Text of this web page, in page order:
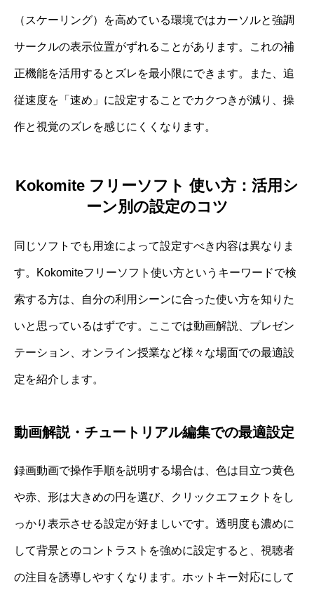
（スケーリング）を高めている環境ではカーソルと強調
サークルの表示位置がずれることがあります。これの補
正機能を活用するとズレを最小限にできます。また、追
従速度を「速め」に設定することでカクつきが減り、操
作と視覚のズレを感じにくくなります。
Kokomite フリーソフト 使い方：活用シ
ーン別の設定のコツ
同じソフトでも用途によって設定すべき内容は異なりま
す。Kokomiteフリーソフト使い方というキーワードで検
索する方は、自分の利用シーンに合った使い方を知りた
いと思っているはずです。ここでは動画解説、プレゼン
テーション、オンライン授業など様々な場面での最適設
定を紹介します。
動画解説・チュートリアル編集での最適設定
録画動画で操作手順を説明する場合は、色は目立つ黄色
や赤、形は大きめの円を選び、クリックエフェクトをし
っかり表示させる設定が好ましいです。透明度も濃めに
して背景とのコントラストを強めに設定すると、視聴者
の注目を誘導しやすくなります。ホットキー対応にして